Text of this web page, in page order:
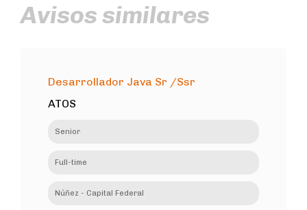
Avisos similares
Desarrollador Java Sr /Ssr
ATOS
Senior
Full-time
Núñez - Capital Federal